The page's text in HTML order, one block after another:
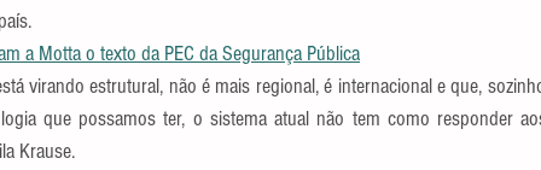
a Motta o texto da PEC da Segurança Pública
virando estrutural, não é mais regional, é internacional e que,
que possamos ter, o sistema atual não tem como responder
Krause.